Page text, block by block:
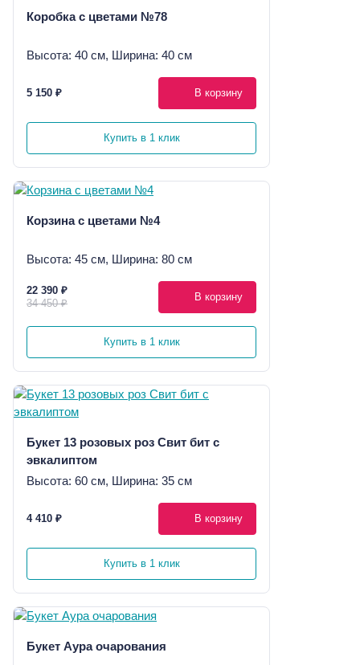
Коробка с цветами №78
Высота: 40 см, Ширина: 40 см
5 150 ₽ В корзину
Купить в 1 клик
Корзина с цветами №4
Высота: 45 см, Ширина: 80 см
22 390 ₽
34 450 ₽
В корзину
Купить в 1 клик
Букет 13 розовых роз Свит бит с
эвкалиптом
Высота: 60 см, Ширина: 35 см
4 410 ₽ В корзину
Купить в 1 клик
Букет Аура очарования